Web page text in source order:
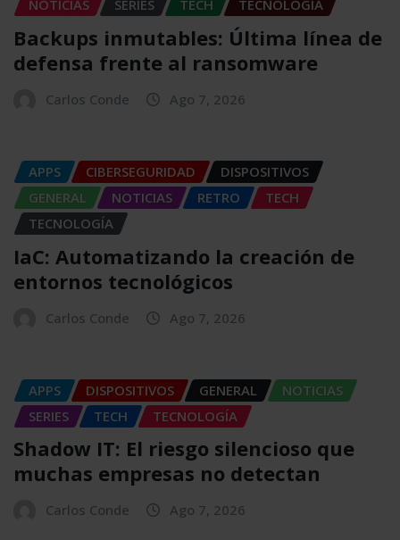
NOTICIAS
SERIES TECH TECNOLOGÍA
Backups inmutables: Última línea de
defensa frente al ransomware
Carlos Conde Ago 7, 2026
APPS CIBERSEGURIDAD
DISPOSITIVOS
GENERAL
NOTICIAS RETRO
TECH
TECNOLOGÍA
IaC: Automatizando la creación de
entornos tecnológicos
Carlos Conde Ago 7, 2026
APPS DISPOSITIVOS GENERAL
NOTICIAS
SERIES
TECH TECNOLOGÍA
Shadow IT: El riesgo silencioso que
muchas empresas no detectan
Carlos Conde Ago 7, 2026